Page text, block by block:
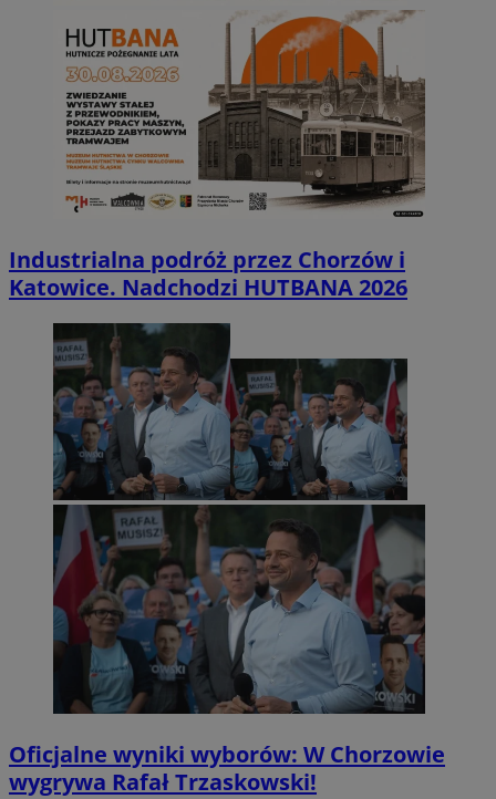
Industrialna podróż przez Chorzów i
Katowice. Nadchodzi HUTBANA 2026
Oficjalne wyniki wyborów: W Chorzowie
wygrywa Rafał Trzaskowski!